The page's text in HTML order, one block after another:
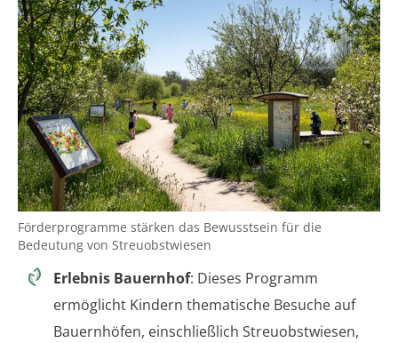
Förderprogramme stärken das Bewusstsein für die
Bedeutung von Streuobstwiesen
Erlebnis Bauernhof: Dieses Programm
ermöglicht Kindern thematische Besuche auf
Bauernhöfen, einschließlich Streuobstwiesen,